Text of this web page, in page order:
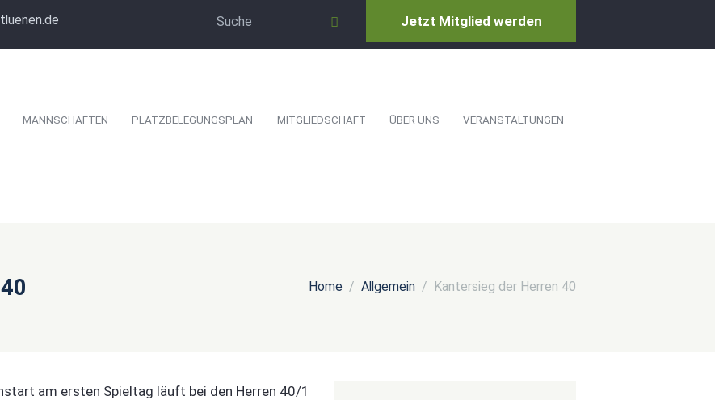
Jetzt Mitglied werden
MANNSCHAFTEN PLATZBELEGUNGSPLAN MITGLIEDSCHAFT ÜBER UNS VERANSTALTUNGEN
Home Allgemein Kantersieg der Herren 40
am ersten Spieltag läuft bei den Herren 40/1